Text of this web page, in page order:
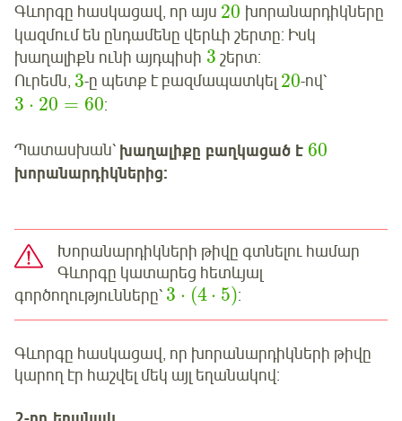
Գևորգը հասկացավ, որ այս 20 խորանարդիկները
կազմում են ընդամենը վերևի շերտը: Իսկ
խաղալիքն ունի այդպիսի 3 շերտ:
Ուրեմն, 3-ը պետք է բազմապատկել 20-ով՝
3 ⋅ 20 = 60:
Պատասխան՝ խաղալիքը բաղկացած է 60
խորանարդիկներից:
Խորանարդիկների թիվը գտնելու համար
Գևորգը կատարեց հետևյալ
գործողությունները՝ 3 ⋅ (4 ⋅ 5):
Գևորգը հասկացավ, որ խորանարդիկների թիվը
կարող էր հաշվել մեկ այլ եղանակով: